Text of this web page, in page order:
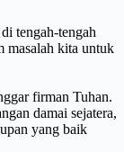
tengah-tengah
masalah kita untuk
firman Tuhan.
damai sejatera,
yang baik